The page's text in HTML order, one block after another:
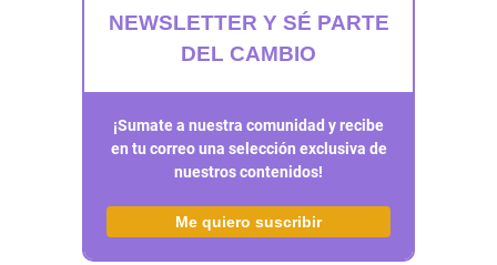
NEWSLETTER Y SÉ PARTE
DEL CAMBIO
¡Sumate a nuestra comunidad y recibe
en tu correo una selección exclusiva de
nuestros contenidos!
Me quiero suscribir